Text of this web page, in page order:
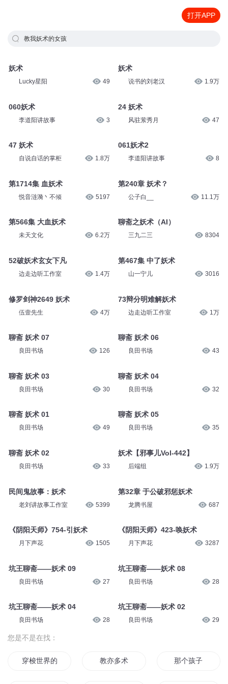
打开APP
教我妖术的女孩
妖术
Lucky星阳 49
060妖术
李道阳讲故事 3
47 妖术
自说自话的掌柜 1.8万
第1714集 血妖术
悦音涟漪丶不倾 5197
第566集 大血妖术
未天文化 6.2万
52破妖术玄女下凡
边走边听工作室 1.4万
修罗剑神2649 妖术
伍壹先生 4万
聊斋 妖术 07
良田书场 126
聊斋 妖术 03
良田书场 30
聊斋 妖术 01
良田书场 49
聊斋 妖术 02
良田书场 33
民间鬼故事：妖术
老刘讲故事工作室 5399
《阴阳天师》754-引妖术
月下声花 1505
坑王聊斋——妖术 09
良田书场 27
坑王聊斋——妖术 04
良田书场 28
妖术
说书的刘老汉 1.9万
24 妖术
风驻萦秀月 47
061妖术2
李道阳讲故事 8
第240章 妖术？
公子白__ 11.1万
聊斋之妖术（AI）
三九二三 8304
第467集 中了妖术
山一宁儿 3016
73辩分明难解妖术
边走边听工作室 1万
聊斋 妖术 06
良田书场 43
聊斋 妖术 04
良田书场 32
聊斋 妖术 05
良田书场 35
妖术【邪事儿Vol-442】
后端组 1.9万
第32章 于公破邪惩妖术
龙腾书屋 687
《阴阳天师》423-唤妖术
月下声花 3287
坑王聊斋——妖术 08
良田书场 28
坑王聊斋——妖术 02
良田书场 29
您是不是在找：
穿梭世界的剑术教师 教亦多术 那个孩子